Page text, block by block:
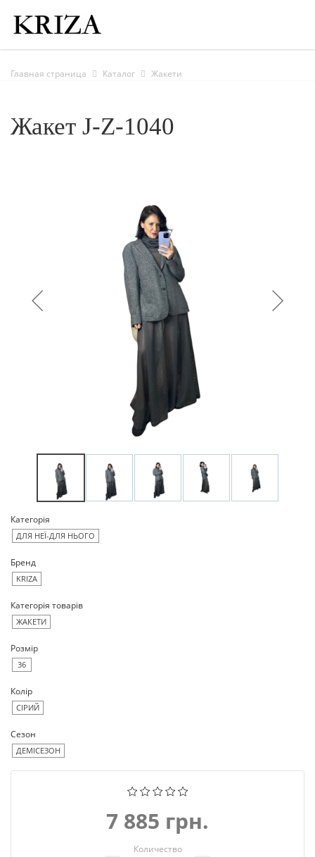
Главная страница Каталог Жакети
Жакет J-Z-1040
Категорія
ДЛЯ НЕЇ-ДЛЯ НЬОГО
Бренд
KRIZA
Категорія товарів
ЖАКЕТИ
Розмір
36
Колір
СІРИЙ
Сезон
ДЕМІСЕЗОН
7 885 грн.
Количество